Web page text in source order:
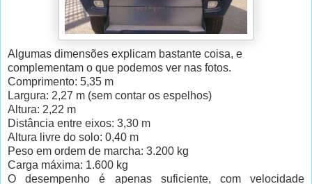
Algumas dimensões explicam bastante coisa, e
complementam o que podemos ver nas fotos.
Comprimento: 5,35 m
Largura: 2,27 m (sem contar os espelhos)
Altura: 2,22 m
Distância entre eixos: 3,30 m
Altura livre do solo: 0,40 m
Peso em ordem de marcha: 3.200 kg
Carga máxima: 1.600 kg
O desempenho é apenas suficiente, com velocidade